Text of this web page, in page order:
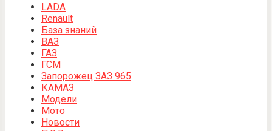
LADA
Renault
База знаний
ВАЗ
ГАЗ
ГСМ
Запорожец ЗАЗ 965
КАМАЗ
Модели
Мото
Новости